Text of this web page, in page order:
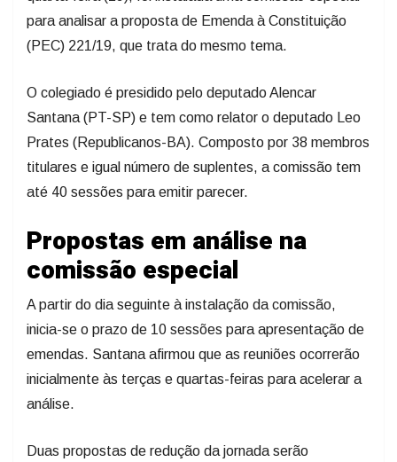
para analisar a proposta de Emenda à Constituição
(PEC) 221/19, que trata do mesmo tema.
O colegiado é presidido pelo deputado Alencar
Santana (PT-SP) e tem como relator o deputado Leo
Prates (Republicanos-BA). Composto por 38 membros
titulares e igual número de suplentes, a comissão tem
até 40 sessões para emitir parecer.
Propostas em análise na
comissão especial
A partir do dia seguinte à instalação da comissão,
inicia-se o prazo de 10 sessões para apresentação de
emendas. Santana afirmou que as reuniões ocorrerão
inicialmente às terças e quartas-feiras para acelerar a
análise.
Duas propostas de redução da jornada serão